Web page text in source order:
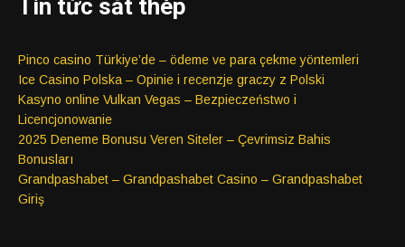
Tin tức sắt thép
Pinco casino Türkiye’de – ödeme ve para çekme yöntemleri
Ice Casino Polska – Opinie i recenzje graczy z Polski
Kasyno online Vulkan Vegas – Bezpieczeństwo i
Licencjonowanie
2025 Deneme Bonusu Veren Siteler – Çevrimsiz Bahis
Bonusları
Grandpashabet – Grandpashabet Casino – Grandpashabet
Giriş